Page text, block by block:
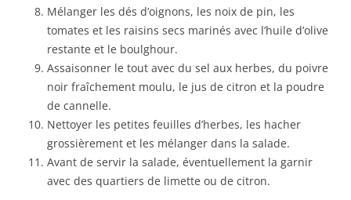
Mélanger les dés d’oignons, les noix de pin, les
tomates et les raisins secs marinés avec l’huile d’olive
restante et le boulghour.
Assaisonner le tout avec du sel aux herbes, du poivre
noir fraîchement moulu, le jus de citron et la poudre
de cannelle.
Nettoyer les petites feuilles d’herbes, les hacher
grossièrement et les mélanger dans la salade.
Avant de servir la salade, éventuellement la garnir
avec des quartiers de limette ou de citron.